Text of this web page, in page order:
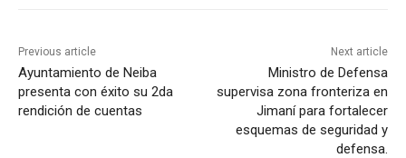
Previous article
Ayuntamiento de Neiba
presenta con éxito su 2da
rendición de cuentas
Next article
Ministro de Defensa
supervisa zona fronteriza en
Jimaní para fortalecer
esquemas de seguridad y
defensa.